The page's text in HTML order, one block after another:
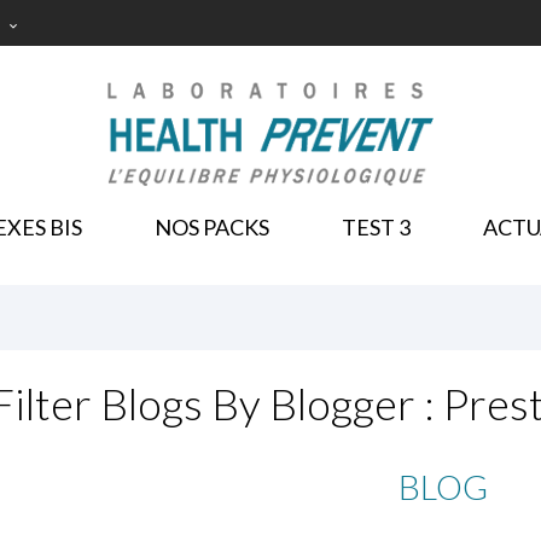

BIS NOS PACKS TEST 3
Blogs By Blogger :
BLOG